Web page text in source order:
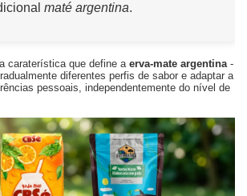
maté argentina.
caraterística que define a erva-mate argentina-
diferentes perfis de sabor e adaptar a
pessoais, independentemente do nível de